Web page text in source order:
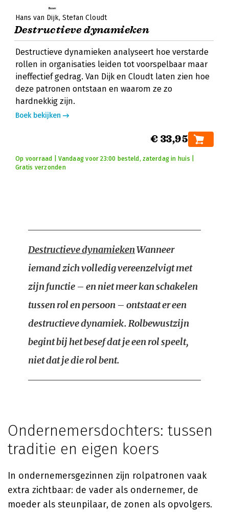
Hans van Dijk Stefan Cloudt
Destructieve dynamieken
Destructieve dynamieken analyseert hoe verstarde
rollen in organisaties leiden tot voorspelbaar maar
ineffectief gedrag. Van Dijk en Cloudt laten zien hoe
deze patronen ontstaan en waarom ze zo
hardnekkig zijn.
Boek bekijken
€ 33,95
Op voorraad | Vandaag voor 23:00 besteld, zaterdag in huis |
Gratis verzonden
Destructieve dynamiekenWanneer
iemand zich volledig vereenzelvigt met
zijn functie – en niet meer kan schakelen
tussen rol en persoon – ontstaat er een
destructieve dynamiek. Rolbewustzijn
begint bij het besef dat je een rol speelt,
niet dat je die rol bent.
Ondernemersdochters: tussen
traditie en eigen koers
In ondernemersgezinnen zijn rolpatronen vaak
extra zichtbaar: de vader als ondernemer, de
moeder als steunpilaar, de zonen als opvolgers.